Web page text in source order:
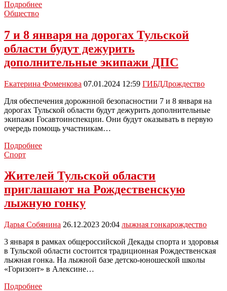
ПодробнееТульские
жизни
необычно
Рождество
Общество
7 и 8 января на дорогах Тульской
области будут дежурить
дополнительные экипажи ДПС
Екатерина Фоменкова 07.01.2024 12:59 ГИБДДрождество
Для обеспечения дорожнной безопасностии 7 и 8 января на
дорогах Тульской области будут дежурить дополнительные
экипажи Госавтоинспекции. Они будут оказывать в первую
очередь помощь участникам…
Подробнее7
января
на
дорогах
Тульской
области
дежурить
экипажи
ДПС
Спорт
Жителей Тульской области
приглашают на Рождественскую
лыжную гонку
Дарья Собянина 26.12.2023 20:04 лыжная гонкарождество
3 января в рамках общероссийской Декады спорта и здоровья
в Тульской области состоится традиционная Рождественская
лыжная гонка. На лыжной базе детско-юношеской школы
«Горизонт» в Алексине…
ПодробнееЖителей